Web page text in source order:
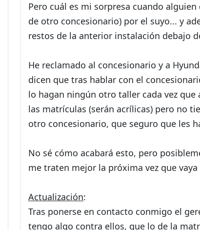
Pero cuál es mi sorpresa cuando
de otro concesionario) por el suyo... y
restos de la anterior instalación debajo
He reclamado al concesionario y a
dicen que tras hablar con el
lo hagan ningún otro taller cada vez
las matrículas (serán acrílicas) pero no
otro concesionario, que seguro que les
No sé cómo acabará esto, pero
me traten mejor la próxima vez que
Actualización:
Tras ponerse en contacto conmigo el
tengo algo contra ellos, que lo de la